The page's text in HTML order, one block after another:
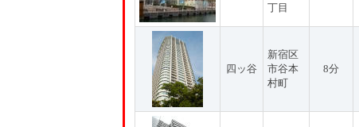
丁目
四ッ谷
新宿区
市谷本
村町
8分